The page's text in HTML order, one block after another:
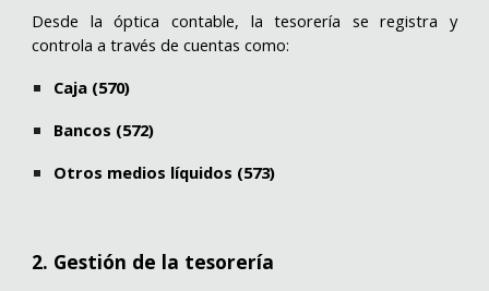
Desde la óptica contable, la tesorería se registra y
controla a través de cuentas como:
Caja (570)
Bancos (572)
Otros medios líquidos (573)
2. Gestión de la tesorería